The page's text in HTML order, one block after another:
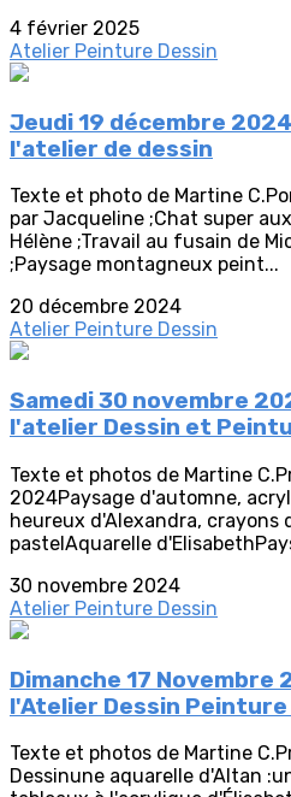
4 février 2025
Atelier Peinture Dessin
Jeudi 19 décembre
l'atelier de dessin
Texte et photo de Martine
par Jacqueline ;Chat super
Hélène ;Travail au fusain de
;Paysage montagneux peint...
20 décembre 2024
Atelier Peinture Dessin
Samedi 30 novembre
l'atelier Dessin et
Texte et photos de Martine
2024Paysage d'automne,
heureux d'Alexandra, crayons
pastelAquarelle
30 novembre 2024
Atelier Peinture Dessin
Dimanche 17
l'Atelier Dessin
Texte et photos de Martine
Dessinune aquarelle d'Altan